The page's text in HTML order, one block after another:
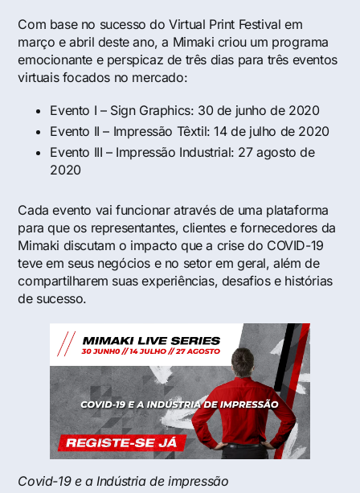
Com base no sucesso do Virtual Print Festival em
março e abril deste ano, a Mimaki criou um programa
emocionante e perspicaz de três dias para três eventos
virtuais focados no mercado:
Evento I – Sign Graphics: 30 de junho de 2020
Evento II – Impressão Têxtil: 14 de julho de 2020
Evento III – Impressão Industrial: 27 agosto de
2020
Cada evento vai funcionar através de uma plataforma
para que os representantes, clientes e fornecedores da
Mimaki discutam o impacto que a crise do COVID-19
teve em seus negócios e no setor em geral, além de
compartilharem suas experiências, desafios e histórias
de sucesso.
Covid-19 e a Indústria de impressão